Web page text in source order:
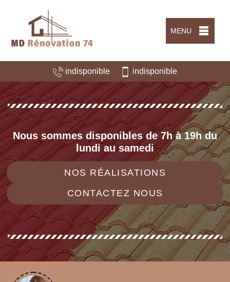
MENU
indisponible indisponible
Nous sommes disponibles de 7h à 19h du
lundi au samedi
NOS RÉALISATIONS
CONTACTEZ NOUS